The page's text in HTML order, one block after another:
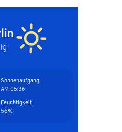
Sonnenaufgang
05:36 AM
Feuchtigkeit
56%